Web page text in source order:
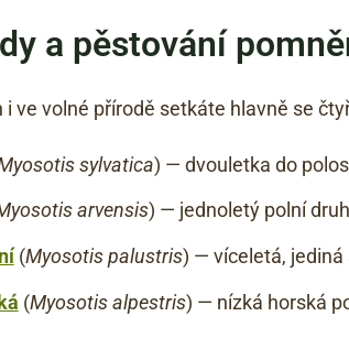
a pěstování
i ve volné přírodě setkáte hlavně se
sylvatica) — dvouletka do
arvensis) — jednoletý polní
(Myosotis palustris) — víceletá, jediná
(Myosotis alpestris) — nízká horská